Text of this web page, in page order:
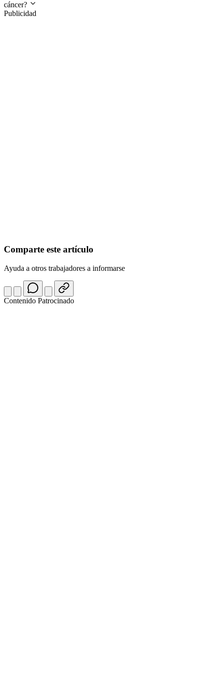
cáncer?
Publicidad
Comparte este artículo
Ayuda a otros trabajadores a informarse
Contenido Patrocinado